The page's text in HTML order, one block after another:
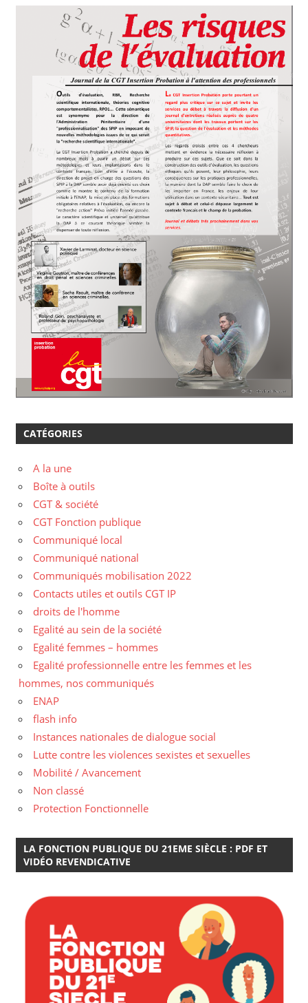
CATÉGORIES
A la une
Boîte à outils
CGT & société
CGT Fonction publique
Communiqué local
Communiqué national
Communiqués mobilisation 2022
Contacts utiles et outils CGT IP
droits de l'homme
Egalité au sein de la société
Egalité femmes – hommes
Egalité professionnelle entre les femmes et les
hommes, nos communiqués
ENAP
flash info
Instances nationales de dialogue social
Lutte contre les violences sexistes et sexuelles
Mobilité / Avancement
Non classé
Protection Fonctionnelle
LA FONCTION PUBLIQUE DU 21EME SIÈCLE : PDF ET
VIDÉO REVENDICATIVE